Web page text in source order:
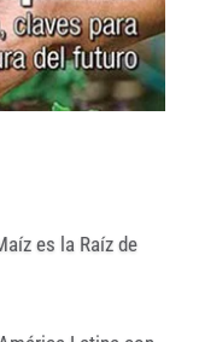
es la Raíz de